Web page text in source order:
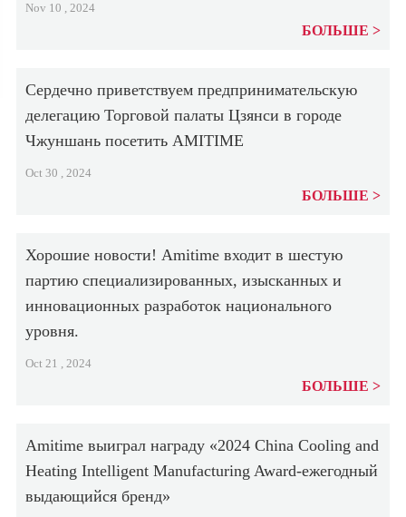
Nov 10 , 2024
БОЛЬШЕ
Сердечно приветствуем предпринимательскую
делегацию Торговой палаты Цзянси в городе
Чжуншань посетить AMITIME
Oct 30 , 2024
БОЛЬШЕ
Хорошие новости! Amitime входит в шестую
партию специализированных, изысканных и
инновационных разработок национального
уровня.
Oct 21 , 2024
БОЛЬШЕ
Amitime выиграл награду «2024 China Cooling and
Heating Intelligent Manufacturing Award-ежегодный
выдающийся бренд»